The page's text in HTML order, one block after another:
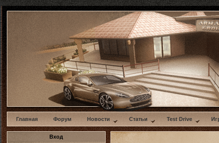
w
Главная Форум Новости Статьи Test Drive
Вход